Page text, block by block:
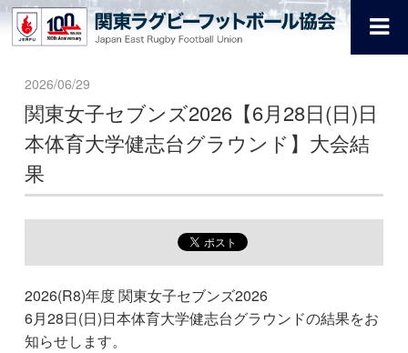
2026/06/29
関東女子セブンズ2026【6月28日(日)日
本体育大学健志台グラウンド】大会結
果
2026(R8)年度 関東女子セブンズ2026
6月28日(日)日本体育大学健志台グラウンドの結果をお
知らせします。